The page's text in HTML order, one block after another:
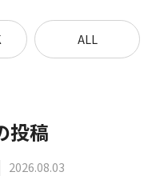
こじかKIDSクラブ
入園について
ALL
投稿
2026.08.03